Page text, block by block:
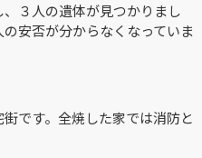
３人の遺体が見つかりまし
安否が分からなくなっていま
です。全焼した家では消防と